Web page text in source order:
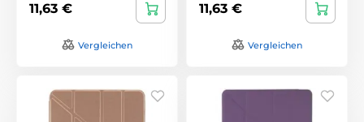
11,63 €
Vergleichen
11,63 €
Vergleichen